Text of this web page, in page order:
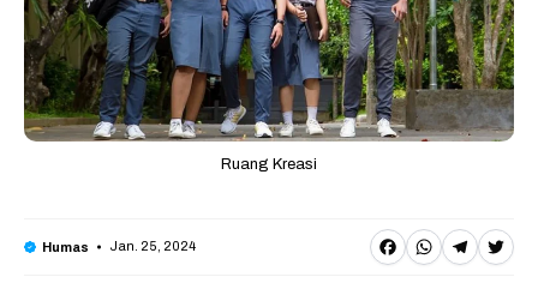
Ruang Kreasi
Humas Jan. 25, 2024
F WT T